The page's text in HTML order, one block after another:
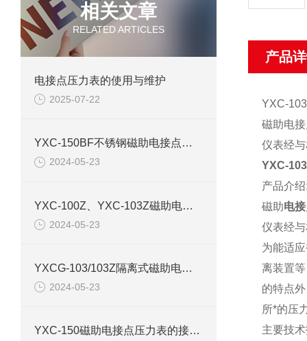
相关文章
RELATED ARTICLES
电接点压力表的使用与维护
2025-07-22
YXC-150BF不锈钢磁助电接点压力表产品介绍
2024-05-23
YXC-100Z、YXC-103Z磁助电接点压力表产品介绍
2024-05-23
YXCG-103/103Z隔离式磁助电接点压力表产品介绍
2024-05-23
YXC-150磁助电接点压力表的接线图和原理结构
产品
YXC-
磁助电
仪表经
YXC-
产品介绍
磁助电
仪表经
为能适
离装置
的特点
所*的压
主要技